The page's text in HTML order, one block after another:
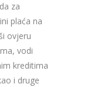
za
plaća na
ovjeru
vodi
kreditima
i druge